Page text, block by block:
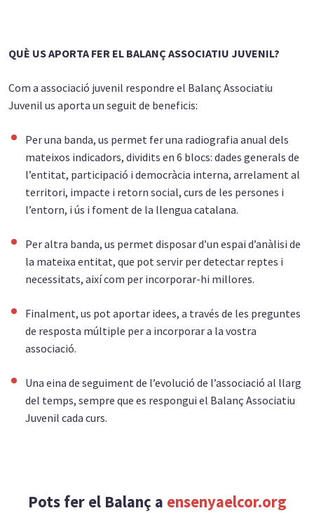
QUÈ US APORTA FER EL BALANÇ ASSOCIATIU JUVENIL?
Com a associació juvenil respondre el Balanç Associatiu
Juvenil us aporta un seguit de beneficis:
Per una banda, us permet fer una radiografia anual dels
mateixos indicadors, dividits en 6 blocs: dades generals de
l’entitat, participació i democràcia interna, arrelament al
territori, impacte i retorn social, curs de les persones i
l’entorn, i ús i foment de la llengua catalana.
Per altra banda, us permet disposar d’un espai d’anàlisi de
la mateixa entitat, que pot servir per detectar reptes i
necessitats, així com per incorporar-hi millores.
Finalment, us pot aportar idees, a través de les preguntes
de resposta múltiple per a incorporar a la vostra
associació.
Una eina de seguiment de l’evolució de l’associació al llarg
del temps, sempre que es respongui el Balanç Associatiu
Juvenil cada curs.
Pots fer el Balanç a ensenyaelcor.org